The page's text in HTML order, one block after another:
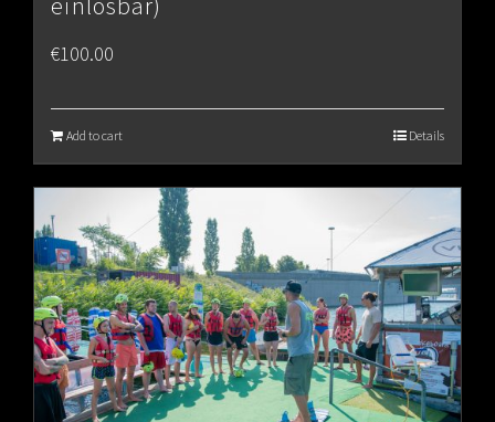
€100.00
Add to cart Details